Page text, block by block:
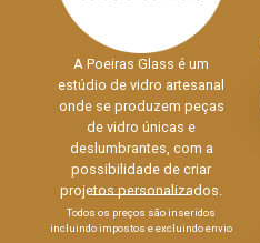
A Poeiras Glass é um
estúdio de vidro artesanal
onde se produzem peças
de vidro únicas e
deslumbrantes, com a
possibilidade de criar
projetos personalizados.
Todos os preços são inseridos
incluindo impostos e excluindo envio